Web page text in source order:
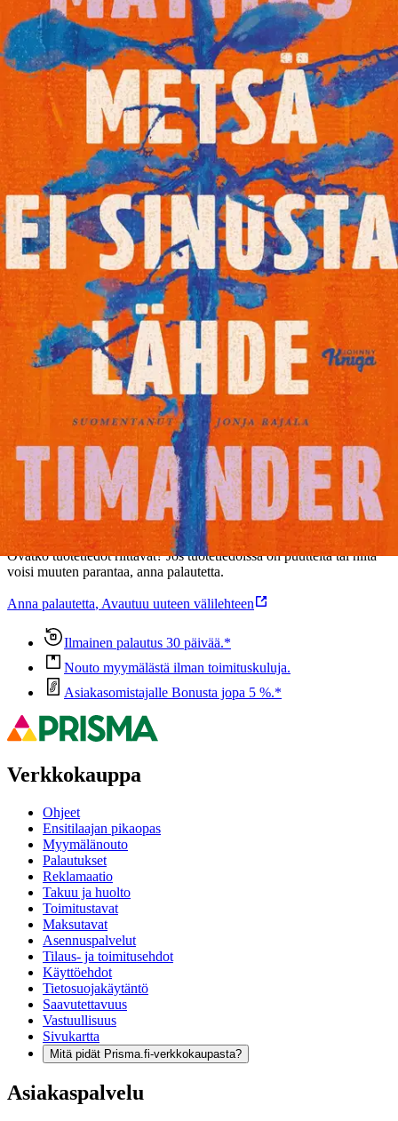
Ei saatavilla
Tuotekuvaus
Sanat vievät kauas, juuret vetävät takaisin. Metsän vaihtuessa
suurkaupungin sykkeeseen nuori mies huomaa, ettei pieni pohjoinen
kylä päästäkään otteestaan. Pienessä metsän saartamassa kylässä
kaikki tuntevat kaikki. Kukaan ei muista, mistä tiekunnan riidassa
oikeastaan oli kysymys. Tai kuka siirsi rajapyykkiä
seitsemänkymmentä vuotta sitten. Silti niistä voi edelleen vääntää.
Rakkaus kirjoihin johdattaa nuoren miehen suurkaupunkiin, jossa
hän huomaa, että piirit ovat siellä yhtä pienet kuin kotikylässä. Metsä
ei sinusta lähde on tarina oman paikan etsimisestä ja siitä, että
toisinaan sen löytää lähtöpisteestä. Mattias Timander (s. 1998) on
kotoisin Kiirunasta. Hän työskentelee kulttuuritoimittajana ja
kirjoittaa Provins-lehteen. Metsä ei sinusta lähde on hänen
esikoisromaaninsa.
tuotekuvausta
Ominaisuudet
Oletko tyytyväinen tuotetietoihin?
Ovatko tuotetiedot riittävät? Jos tuotetiedoissa on puutteita tai niitä
voisi muuten parantaa, anna palautetta.
Anna palautetta, Avautuu uuteen välilehteen
Ilmainen palautus 30 päivää.*
Nouto myymälästä ilman toimituskuluja.
Asiakasomistajalle Bonusta jopa 5 %.*
Verkkokauppa
Ohjeet
Ensitilaajan pikaopas
Myymälänouto
Palautukset
Reklamaatio
Takuu ja huolto
Toimitustavat
Maksutavat
Asennuspalvelut
Tilaus- ja toimitusehdot
Käyttöehdot
Tietosuojakäytäntö
Saavutettavuus
Vastuullisuus
Sivukartta
Mitä pidät Prisma.fi-verkkokaupasta?
Asiakaspalvelu